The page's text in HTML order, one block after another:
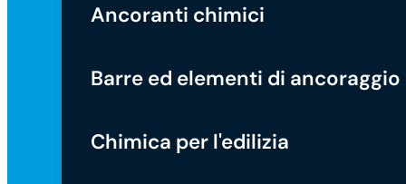
Ancoranti chimici
Barre ed elementi di ancoraggio
Chimica per l'edilizia